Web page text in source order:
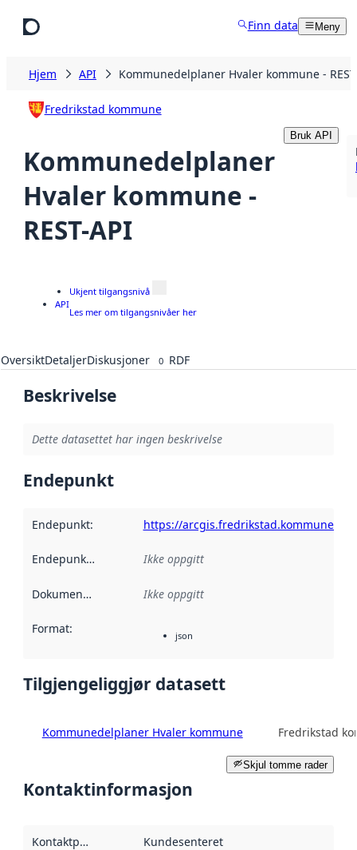
Finn data Meny
Hjem API Kommunedelplaner Hvaler kommune -
Fredrikstad kommune
Kommunedelplaner
Hvaler kommune -
REST-API
Bruk API
API
Ukjent tilgangsnivå
Les mer om tilgangsnivåer her
OversiktDetaljerDiskusjoner 0 RDF
Beskrivelse
Dette datasettet har ingen beskrivelse
Endepunkt
Endepunkt: https://
Endepunktbeskrivelse :
Ikke oppgitt
Dokumentasjon Ikke oppgitt
Format: json
Tilgjengeliggjør datasett
Kommunedelplaner Hvaler kommune Fredrikstad
Skjul tomme rader
Kontaktinformasjon
Kontaktpunkt Kundesenteret